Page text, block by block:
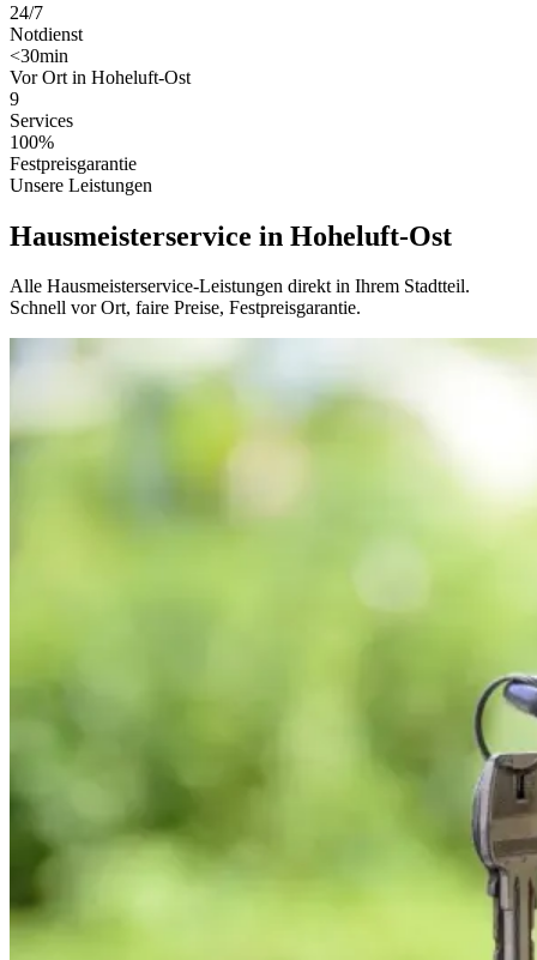
24/7
Notdienst
<30min
Vor Ort in Hoheluft-Ost
9
Services
100%
Festpreisgarantie
Unsere Leistungen
Hausmeisterservice in Hoheluft-Ost
Alle Hausmeisterservice-Leistungen direkt in Ihrem Stadtteil.
Schnell vor Ort, faire Preise, Festpreisgarantie.